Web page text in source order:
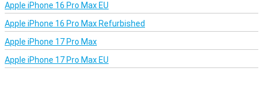
Apple iPhone 16 Pro Max EU
Apple iPhone 16 Pro Max Refurbished
Apple iPhone 17 Pro Max
Apple iPhone 17 Pro Max EU